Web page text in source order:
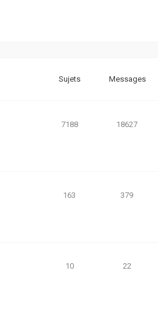
Sujets Messages
7188 18627
163 379
10 22